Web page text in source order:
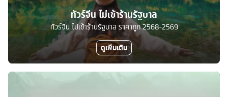
ทัวร์จีน ไม่เข้าร้านรัฐบาล
ทัวร์จีน ไม่เข้าร้านรัฐบาล ราคาถูก 2568-2569
ดูเพิ่มเติม